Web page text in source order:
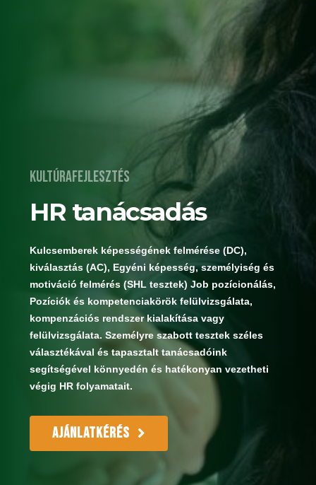
Kultúrafejlesztés
HR tanácsadás
Kulcsemberek képességének felmérése (DC),
kiválasztás (AC), Egyéni képesség, személyiség és
motiváció felmérés (SHL tesztek) Job pozícionálás,
Pozíciók és kompetenciakörök felülvizsgálata,
kompenzációs rendszer kialakítása vagy
felülvizsgálata. Személyre szabott tesztek széles
választékával és tapasztalt tanácsadóink
segítségével könnyedén és hatékonyan vezetheti
végig HR folyamatait.
AJÁNLATKÉRÉS